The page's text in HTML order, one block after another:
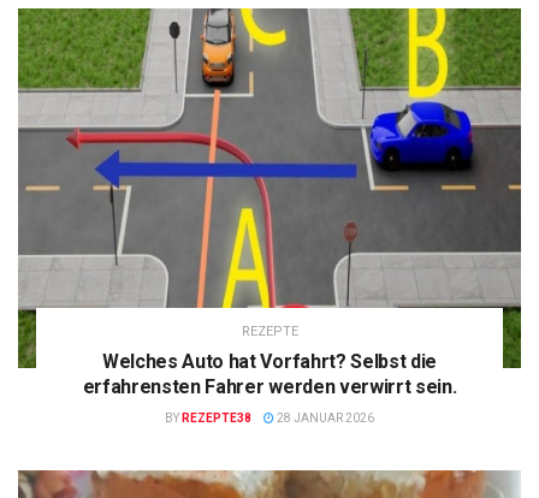
REZEPTE
Welches Auto hat Vorfahrt? Selbst die
erfahrensten Fahrer werden verwirrt sein.
BY REZEPTE38 28 JANUAR 2026